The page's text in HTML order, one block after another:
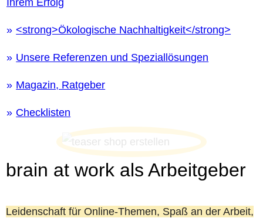
Ihrem Erfolg
<strong>Ökologische Nachhaltigkeit</strong>
Unsere Referenzen und Speziallösungen
Magazin, Ratgeber
Checklisten
brain at work als Arbeitgeber
Leidenschaft für Online-Themen, Spaß an der Arbeit,